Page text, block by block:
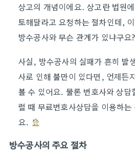
상고의 개념이에요. 상고란 법원
토해달라고 요청하는 절차인데,
방수공사와 무슨 관계가 있냐구요?
사실, 방수공사의 실패가 흔히 발
사로 인해 불만이 있다면, 언제든
볼 수 있어요. 물론 변호사와 상담
럴 때 무료변호사상담을 이용하는
요.
방수공사의 주요 절차